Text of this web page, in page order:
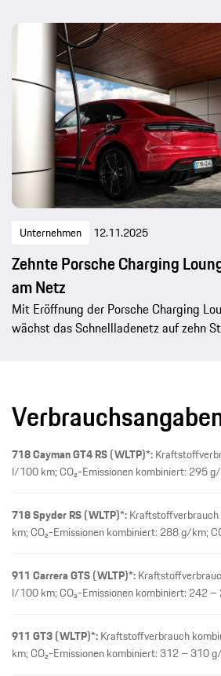
Unternehmen 12.11.2025
Zehnte Porsche Charging
am Netz
Mit Eröffnung der Porsche Charging
wächst das Schnellladenetz auf zehn
718 Cayman GT4 RS (WLTP)*:
l/100 km; CO₂-Emissionen kombiniert: 295 g/
718 Spyder RS (WLTP)*:
km; CO₂-Emissionen kombiniert: 288 g/km;
911 Carrera GTS (WLTP)*:
l/100 km; CO₂-Emissionen kombiniert: 242 –
911 GT3 (WLTP)*:Kraftstoffverbrauch
km; CO₂-Emissionen kombiniert: 312 – 310